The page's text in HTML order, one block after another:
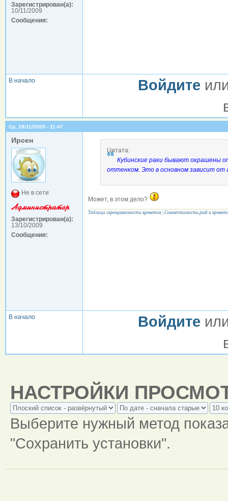
Зарегистрирован(а):
10/11/2009
Сообщения:
В начало Войдите
Ср, 18/11/2009 - 11:47
Ирсен
Не в сети
Зарегистрирован(а):
13/10/2009
Сообщения:
Цитата:
Кубинские раки бывают окрашены
оттенком. Это в основном зависит от
Может, в этом дело?
Таблица скрещиваемости креветок Совместимость рыб и
В начало Войдите
НАСТРОЙКИ
Выберите нужный метод
"Сохранить установки".